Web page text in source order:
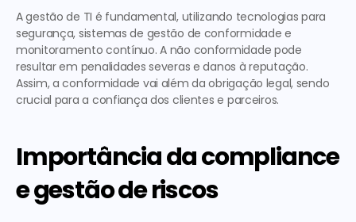
A gestão de TI é fundamental, utilizando tecnologias para
segurança, sistemas de gestão de conformidade e
monitoramento contínuo. A não conformidade pode
resultar em penalidades severas e danos à reputação.
Assim, a conformidade vai além da obrigação legal, sendo
crucial para a confiança dos clientes e parceiros.
Importância da compliance
e gestão de riscos